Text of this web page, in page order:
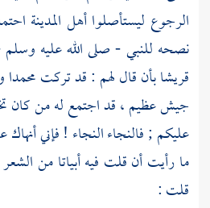
الرجوع ليستأصلوا أهل المدينة
نصحه للنبي - صلى الله عليه
قريشابأن قال لهم : قد تركتمحمدا
جيش عظيم ، قد اجتمع له من كان
عليكم ; فالنجاء النجاء ! فإني
ما رأيت أن قلت فيه أبياتا من
قلت :